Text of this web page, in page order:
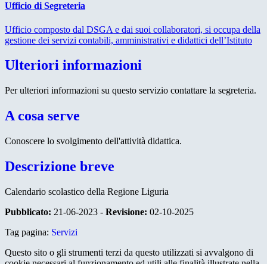
Ufficio di Segreteria
Ufficio composto dal DSGA e dai suoi collaboratori, si occupa della
gestione dei servizi contabili, amministrativi e didattici dell’Istituto
Ulteriori informazioni
Per ulteriori informazioni su questo servizio contattare la segreteria.
A cosa serve
Conoscere lo svolgimento dell'attività didattica.
Descrizione breve
Calendario scolastico della Regione Liguria
Pubblicato: 21-06-2023 - Revisione: 02-10-2025
Tag pagina: Servizi
Questo sito o gli strumenti terzi da questo utilizzati si avvalgono di